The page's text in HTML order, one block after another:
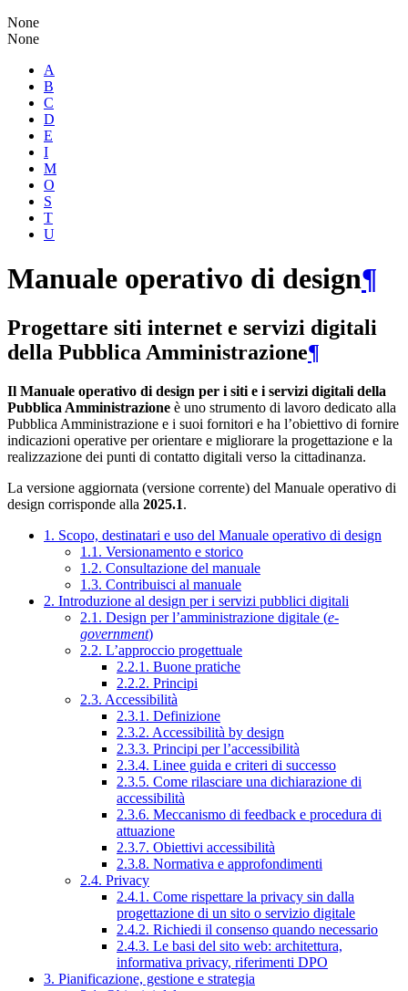
None
None
A
B
C
D
E
I
M
O
S
T
U
Manuale operativo di design¶
Progettare siti internet e servizi digitali
della Pubblica Amministrazione¶
Il Manuale operativo di design per i siti e i servizi digitali della
Pubblica Amministrazione è uno strumento di lavoro dedicato alla
Pubblica Amministrazione e i suoi fornitori e ha l’obiettivo di fornire
indicazioni operative per orientare e migliorare la progettazione e la
realizzazione dei punti di contatto digitali verso la cittadinanza.
La versione aggiornata (versione corrente) del Manuale operativo di
design corrisponde alla 2025.1.
1. Scopo, destinatari e uso del Manuale operativo di design
1.1. Versionamento e storico
1.2. Consultazione del manuale
1.3. Contribuisci al manuale
2. Introduzione al design per i servizi pubblici digitali
2.1. Design per l’amministrazione digitale (e-
government)
2.2. L’approccio progettuale
2.2.1. Buone pratiche
2.2.2. Principi
2.3. Accessibilità
2.3.1. Definizione
2.3.2. Accessibilità by design
2.3.3. Principi per l’accessibilità
2.3.4. Linee guida e criteri di successo
2.3.5. Come rilasciare una dichiarazione di
accessibilità
2.3.6. Meccanismo di feedback e procedura di
attuazione
2.3.7. Obiettivi accessibilità
2.3.8. Normativa e approfondimenti
2.4. Privacy
2.4.1. Come rispettare la privacy sin dalla
progettazione di un sito o servizio digitale
2.4.2. Richiedi il consenso quando necessario
2.4.3. Le basi del sito web: architettura,
informativa privacy, riferimenti DPO
3. Pianificazione, gestione e strategia